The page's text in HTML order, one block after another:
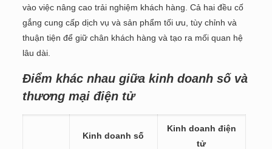
vào việc nâng cao trải nghiệm khách hàng. Cả hai đều cố
gắng cung cấp dịch vụ và sản phẩm tối ưu, tùy chỉnh và
thuận tiện để giữ chân khách hàng và tạo ra mối quan hệ
lâu dài.
Điểm khác nhau giữa kinh doanh số và
thương mại điện tử
Kinh doanh số
Kinh doanh điện
tử